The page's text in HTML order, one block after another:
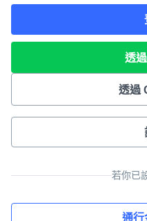
透
透過
若你已
通行